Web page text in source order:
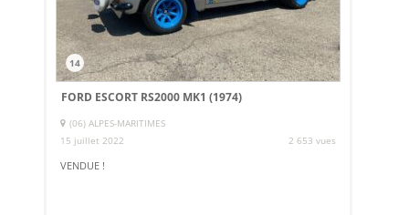
14
FORD ESCORT RS2000 MK1 (1974)
(06) ALPES-MARITIMES
15 juillet 2022
2 653 vues
VENDUE !